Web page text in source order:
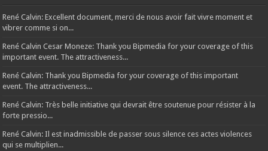
René Calvin: Excellent document, merci de nous avoir fait vivre moment et
vibrer comme si on...
René Calvin Cesar Moneze: Thank you Bipmedia for your coverage of this
important event. The attractiveness...
René Calvin: Thank you Bipmedia for your coverage of this important
event. The attractiveness...
René Calvin: Très belle initiative qui devrait être soutenue pour résister à la
forte pressio...
René Calvin: Il est inadmissible de passer sous silence ces actes violences
qui se multiplien...